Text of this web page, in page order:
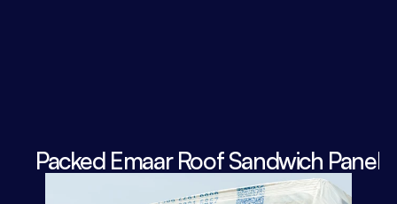
Packed Emaar Roof Sandwich Panels